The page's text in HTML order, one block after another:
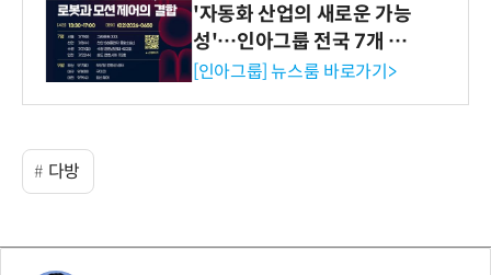
'자동화 산업의 새로운 가능
성'…인아그룹 전국 7개 도
시 세미나 페어 개최
[인아그룹] 뉴스룸 바로가기>
다방